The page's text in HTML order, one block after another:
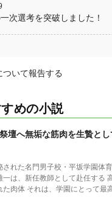
次選考を突破しました！
ついて報告する
めの小説
壇へ無垢な筋肉を生贄とし
た名門男子校・平坂学園体育科 空手の名選手で
新任教師として赴任する 高潔な人格と鋼のように
て最高の生贄の候補に他なら